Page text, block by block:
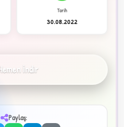
Tarih
30.08.2022
İndir
Paylaş: